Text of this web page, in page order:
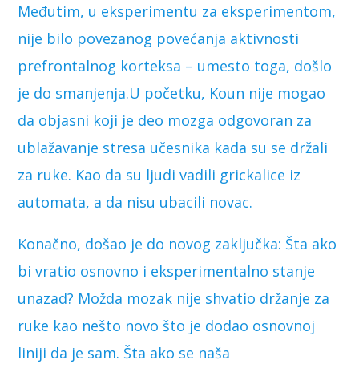
Međutim, u eksperimentu za eksperimentom,
nije bilo povezanog povećanja aktivnosti
prefrontalnog korteksa – umesto toga, došlo
je do smanjenja.U početku, Koun nije mogao
da objasni koji je deo mozga odgovoran za
ublažavanje stresa učesnika kada su se držali
za ruke. Kao da su ljudi vadili grickalice iz
automata, a da nisu ubacili novac.
Konačno, došao je do novog zaključka: Šta ako
bi vratio osnovno i eksperimentalno stanje
unazad? Možda mozak nije shvatio držanje za
ruke kao nešto novo što je dodao osnovnoj
liniji da je sam. Šta ako se naša